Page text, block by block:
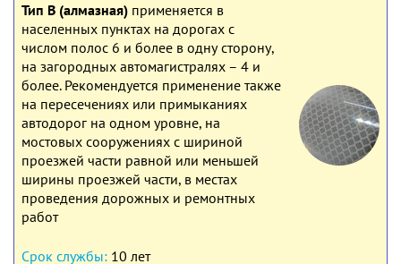
Тип В (алмазная) применяется в
населенных пунктах на дорогах с
числом полос 6 и более в одну сторону,
на загородных автомагистралях – 4 и
более. Рекомендуется применение также
на пересечениях или примыканиях
автодорог на одном уровне, на
мостовых сооружениях с шириной
проезжей части равной или меньшей
ширины проезжей части, в местах
проведения дорожных и ремонтных
работ
10 лет